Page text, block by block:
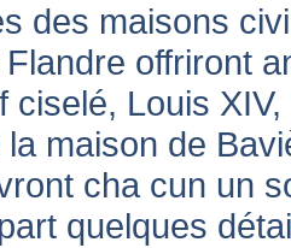
des maisons
offriront
ciselé, Louis
maison de
cha cun un
quelques